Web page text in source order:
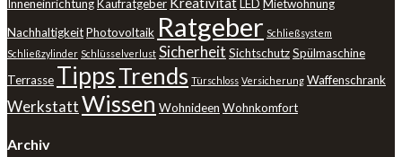
InneneinrichtungKaufratgeber LED Mietwohnung
NachhaltigkeitPhotovoltaik Ratgeber Schließsystem
Schließzylinder Schlüsselverlust Sicherheit SichtschutzSpülmaschine
Terrasse TippsTrends Türschloss Versicherung Waffenschrank
WerkstattWissen Wohnideen Wohnkomfort
Archiv